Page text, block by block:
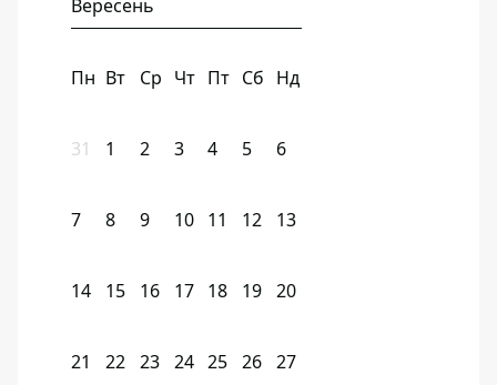
Вересень
Пн Вт Ср Чт Пт Сб Нд
31 1 2 3 4 5 6
7 8 9 10 11 12 13
14 15 16 17 18 19 20
21 22 23 24 25 26 27